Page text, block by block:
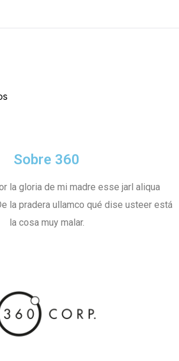
Sobre 360
la gloria de mi madre esse jarl aliqua
la pradera ullamco qué dise usteer está
la cosa muy malar.